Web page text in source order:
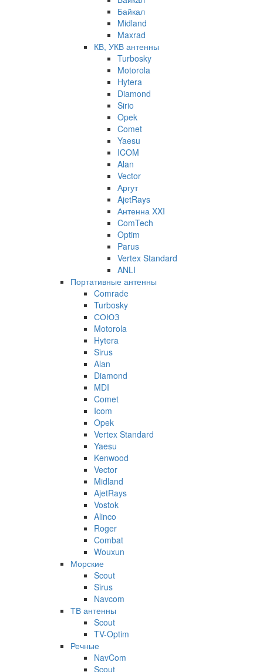
Байкал
Midland
Maxrad
КВ, УКВ антенны
Turbosky
Motorola
Hytera
Diamond
Sirio
Opek
Comet
Yaesu
ICOM
Alan
Vector
Аргут
AjetRays
Антенна XXI
ComTech
Optim
Parus
Vertex Standard
ANLI
Портативные антенны
Comrade
Turbosky
СОЮЗ
Motorola
Hytera
Sirus
Alan
Diamond
MDI
Comet
Icom
Opek
Vertex Standard
Yaesu
Kenwood
Vector
Midland
AjetRays
Vostok
Alinco
Roger
Combat
Wouxun
Морские
Scout
Sirus
Navcom
ТВ антенны
Scout
TV-Optim
Речные
NavCom
Scout